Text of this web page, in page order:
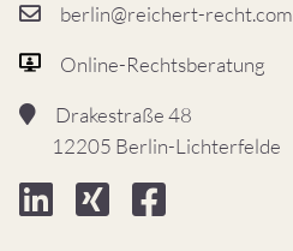
berlin@reichert-recht.com
Online-Rechtsberatung
Drakestraße 48
12205 Berlin-Lichterfelde